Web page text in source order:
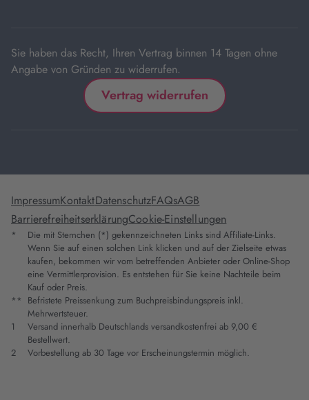
Sie haben das Recht, Ihren Vertrag binnen 14 Tagen ohne
Angabe von Gründen zu widerrufen.
Vertrag widerrufen
ImpressumKontaktDatenschutzFAQsAGB
BarrierefreiheitserklärungCookie-Einstellungen
*
Die mit Sternchen (*) gekennzeichneten Links sind Affiliate-Links.
Wenn Sie auf einen solchen Link klicken und auf der Zielseite etwas
kaufen, bekommen wir vom betreffenden Anbieter oder Online-Shop
eine Vermittlerprovision. Es entstehen für Sie keine Nachteile beim
Kauf oder Preis.
** Befristete Preissenkung zum Buchpreisbindungspreis inkl.
Mehrwertsteuer.
1
Versand innerhalb Deutschlands versandkostenfrei ab 9,00 €
Bestellwert.
2
Vorbestellung ab 30 Tage vor Erscheinungstermin möglich.